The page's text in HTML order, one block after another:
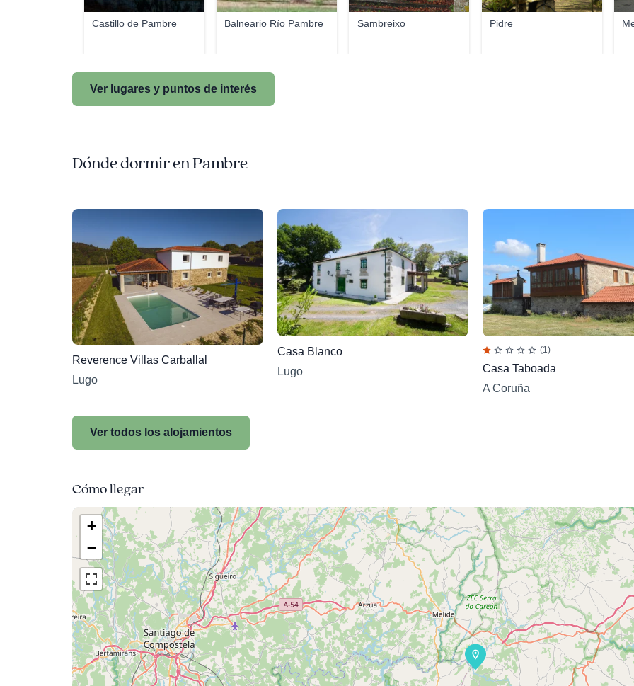
Castillo de Pambre Balneario Río Pambre Sambreixo Pidre
Ver lugares y puntos de interés
Dónde dormir en Pambre
Reverence Villas Carballal
Lugo
Casa Blanco
Lugo
(1)
Casa Taboada
A Coruña
Ver todos los alojamientos
Cómo llegar
+
−